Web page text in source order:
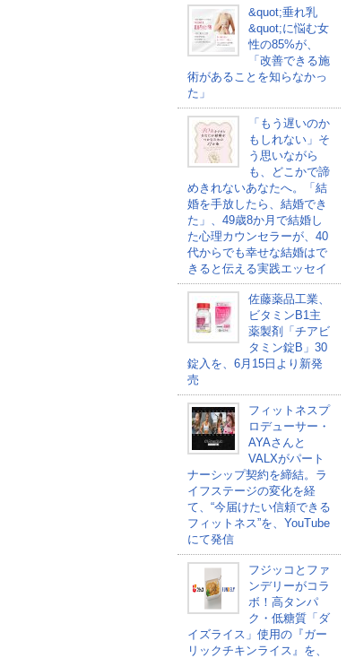
&quot;垂れ乳
&quot;に悩む女
性の85%が、
「改善できる施
術があることを知らなかっ
た」
「もう遅いのか
もしれない」そ
う思いながら
も、どこかで諦
めきれないあなたへ。「結
婚を手放したら、結婚でき
た」、49歳8か月で結婚し
た心理カウンセラーが、40
代からでも幸せな結婚はで
きると伝える実践エッセイ
佐藤薬品工業、
ビタミンB1主
薬製剤「チアビ
タミン錠B」30
錠入を、6月15日より新発
売
フィットネスプ
ロデューサー・
AYAさんと
VALXがパート
ナーシップ契約を締結。ラ
イフステージの変化を経
て、“今届けたい信頼できる
フィットネス”を、YouTube
にて発信
フジッコとファ
ンデリーがコラ
ボ！高タンパ
ク・低糖質「ダ
イズライス」使用の『ガー
リックチキンライス』を、